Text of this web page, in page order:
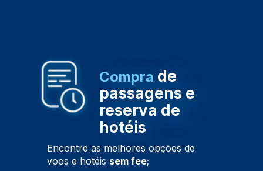
Compra de
passagens e
reserva de
hotéis
Encontre as melhores opções de
voos e hotéis sem fee;